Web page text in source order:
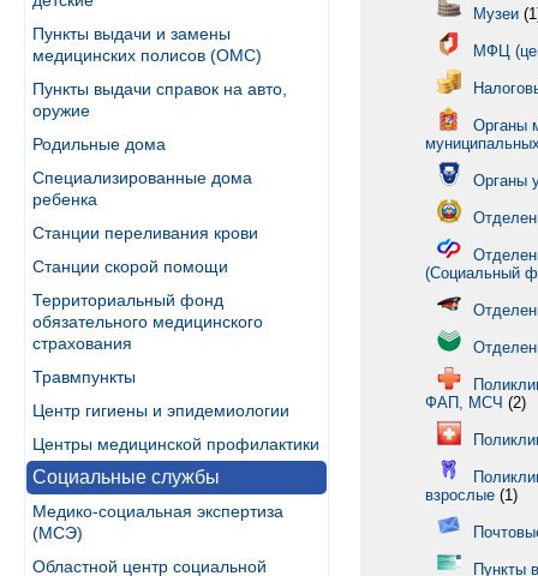
Пункты выдачи и замены
медицинских полисов (ОМС)
Пункты выдачи справок на авто,
оружие
Родильные дома
Специализированные дома
ребенка
Станции переливания крови
Станции скорой помощи
Территориальный фонд
обязательного медицинского
страхования
Травмпункты
Центр гигиены и эпидемиологии
Центры медицинской профилактики
Социальные службы
Медико-социальная экспертиза
(МСЭ)
Областной центр социальной
Музеи
МФЦ
Органы
Органы
(Социальный
ФАП, МСЧ (2)
взрослые (1)
Пункты